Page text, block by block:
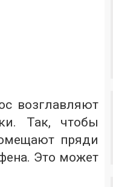
возглавляют
Так, чтобы
пряди
Это может